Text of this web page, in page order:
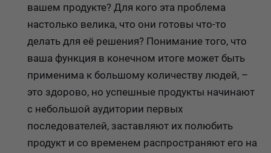
вашем продукте? Для кого эта проблема
настолько велика, что они готовы что-то
делать для её решения? Понимание того, что
ваша функция в конечном итоге может быть
применима к большому количеству людей, –
это здорово, но успешные продукты начинают
с небольшой аудитории первых
последователей, заставляют их полюбить
продукт и со временем распространяют его на